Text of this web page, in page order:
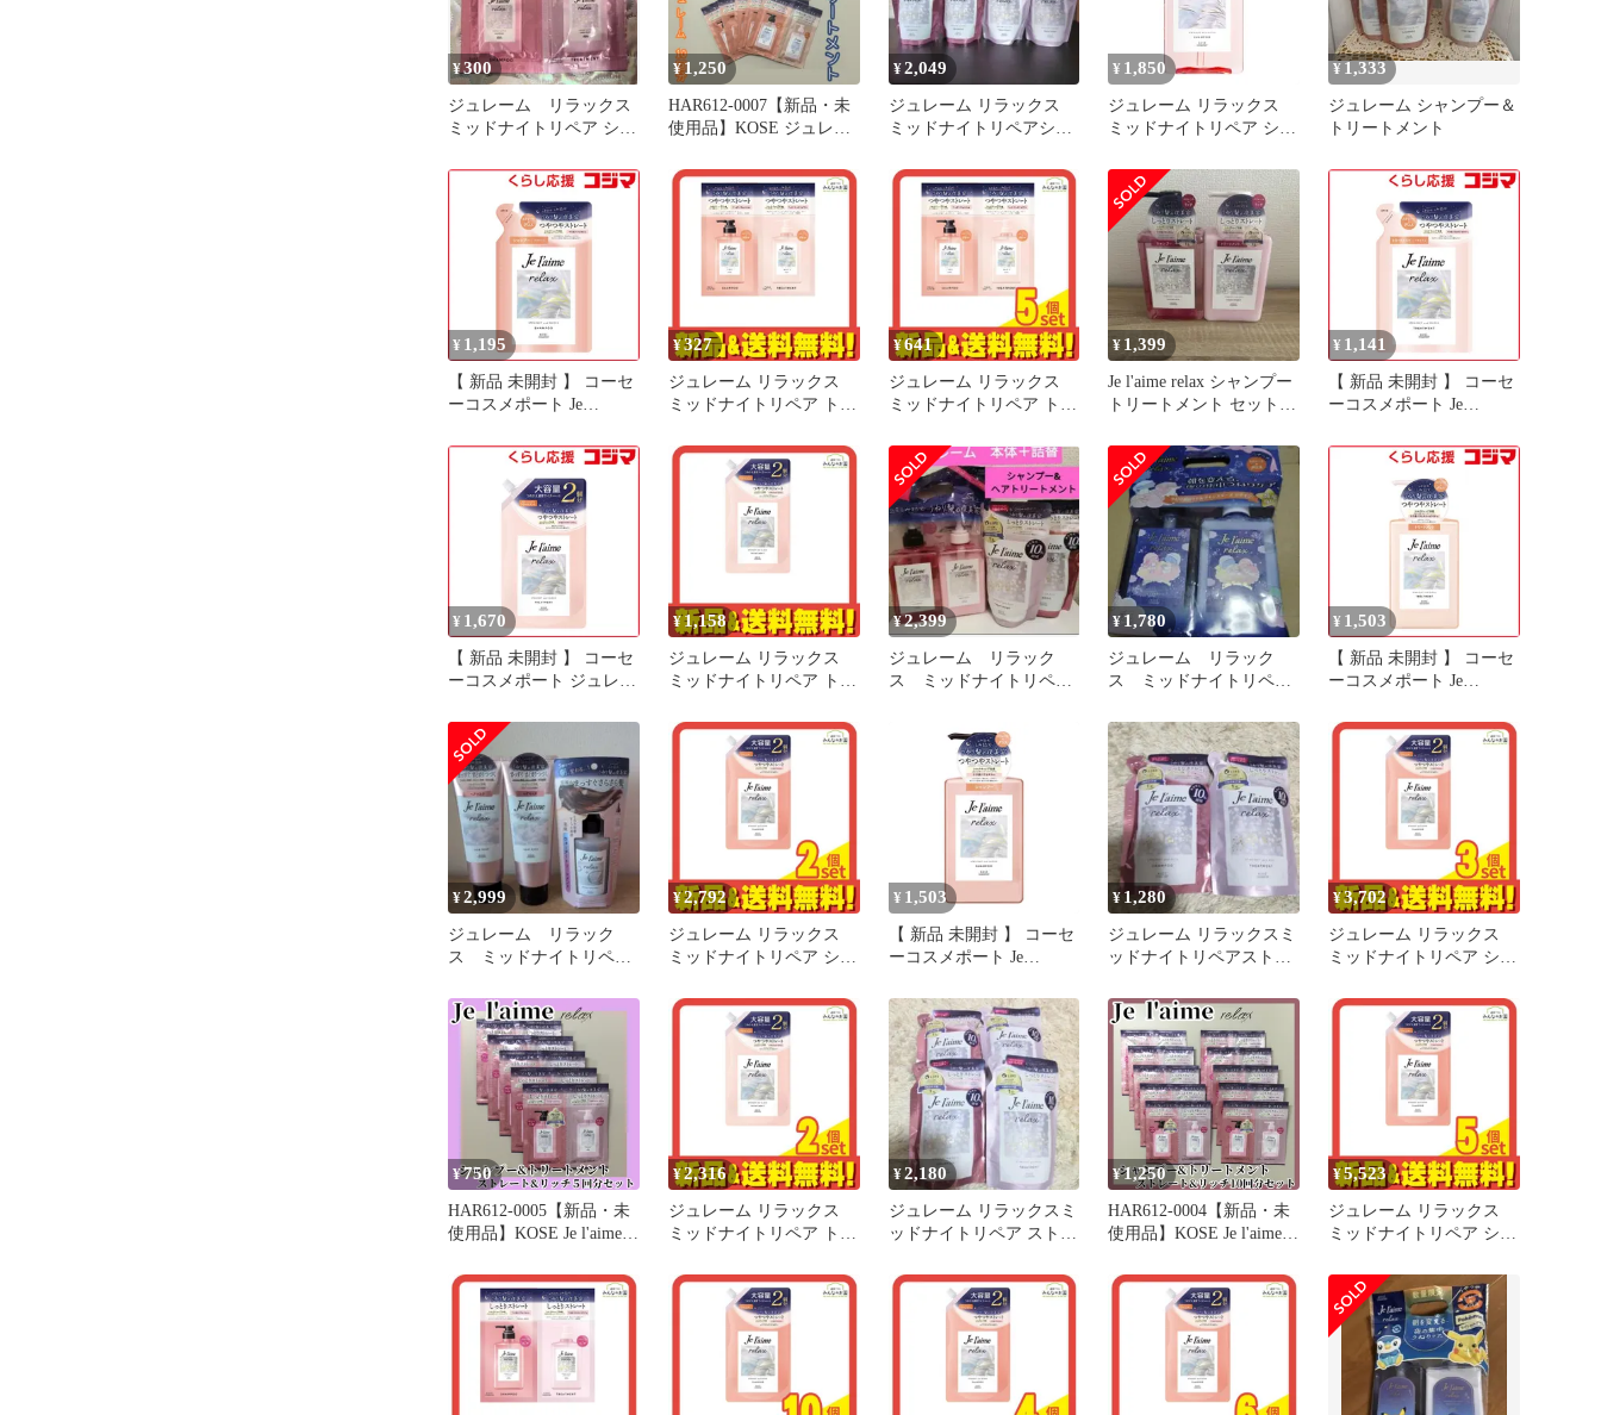
¥300
ジュレーム リラックス
ミッドナイトリペア シャ
試供品
¥1,250
HAR612-0007【新品・未
使用品】KOSE ジュレー
イトリペア シャンプー＆
トリートメント（ストレ
ート&グロス）10回分セ
ット つやつやストレート
コーセー ダメージ補修
うねりコントロール うる
イアル
¥2,049
ジュレーム リラックス
ミッドナイトリペアシャ
セット
¥ 1,850
ジュレーム リラックス
ミッドナイトリペア シャ
ス)
¥ 1,333
ジュレーム シャンプー＆
トリートメント
¥ 1,195
【 新品 未開封 】 コーセ
ーコスメポート Je
クス ミッドナイトリペア
(ストレート＆グロ
ス)340mL 未使用 送料無
¥327
ジュレーム リラックス
ミッドナイトリペア トラ
ート&グロス 1回分
(10mL+10mL)
¥641
ジュレーム リラックス
ミッドナイトリペア トラ
ート&グロス 1回分
(10mL+10mL) 5個セット
まとめ売り
¥ 1,399
Je l'aime relax シャンプー
トリートメント セット
¥ 1,141
【 新品 未開封 】 コーセ
ーコスメポート Je
クス ミッドナイトリペア
かえ用(ストレート＆グロ
ス)340mL 未使用 送料無
¥ 1,670
【 新品 未開封 】 コーセ
ーコスメポート ジュレー
イトリペア ヘアトリート
メント 詰替 (ストレート
＆グロス) 680ml 未使用
送料無料
¥1,158
ジュレーム リラックス
ミッドナイトリペア トリ
ト&グロス 詰め替え用 大
容量 680mL
¥2,399
ジュレーム リラック
ス ミッドナイトリペ
¥ 1,780
ジュレーム リラック
ス ミッドナイトリペア
ント グロス
¥ 1,503
【 新品 未開封 】 コーセ
ーコスメポート Je
クス ミッドナイトリペア
ヘアトリートメント(スト
レート＆グロス)480mL
未使用 送料無料
¥2,999
ジュレーム リラック
ス ミッドナイトリペ
タートリートメント
¥2,792
ジュレーム リラックス
ミッドナイトリペア シャ
グロス 詰め替え用 大容
量 680mL 2個セット まと
¥ 1,503
【 新品 未開封 】 コーセ
ーコスメポート Je
クス ミッドナイトリペア
シャンプー(ストレート＆
グロス)480mL 未使用 送
料無料
¥ 1,280
ジュレーム リラックスミ
ッドナイトリペアストレ
トメント
¥3,702
ジュレーム リラックス
ミッドナイトリペア シャ
グロス 詰め替え用 大容
量 680mL 3個セット まと
¥750
HAR612-0005【新品・未
使用品】KOSE Je l'aime
トメント ストレート＆リ
ッチ 5回分セット 超しっ
とり コーセー ジュレー
ム ミッドナイトリペア
ダメージ補修 うねりコン
トロール うるおいリペア
¥2,316
ジュレーム リラックス
ミッドナイトリペア トリ
ト&グロス 詰め替え用 大
容量 680mL 2個セット ま
¥2,180
ジュレーム リラックスミ
ッドナイトリペア ストレ
トメント
¥1,250
HAR612-0004【新品・未
使用品】KOSE Je l'aime
トメント ストレート＆リ
ッチ 10回分セット 超し
っとり コーセー ジュレ
ーム ミッドナイトリペア
ダメージ補修 うねりコン
トロール うるおいリペア
¥5,523
ジュレーム リラックス
ミッドナイトリペア シャ
グロス 詰め替え用 大容
量 680mL 5個セット まと
め売り